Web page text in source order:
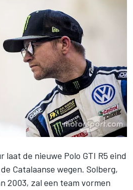
de nieuwe Polo GTI R5 eind
Catalaanse wegen. Solberg,
2003, zal een team vormen